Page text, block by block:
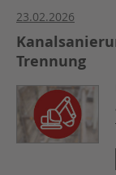
23.02.2026
Trennung